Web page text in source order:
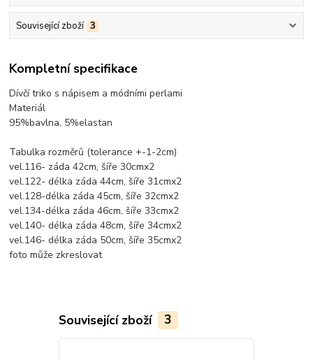
Související zboží 3
Kompletní specifikace
Dívčí triko s nápisem a módními perlami
Materiál
95%bavlna, 5%elastan
Tabulka rozměrů (tolerance +-1-2cm)
vel.116- záda 42cm, šíře 30cmx2
vel.122- délka záda 44cm, šíře 31cmx2
vel.128-délka záda 45cm, šíře 32cmx2
vel.134-délka záda 46cm, šíře 33cmx2
vel.140- délka záda 48cm, šíře 34cmx2
vel.146- délka záda 50cm, šíře 35cmx2
foto může zkreslovat
Související zboží 3